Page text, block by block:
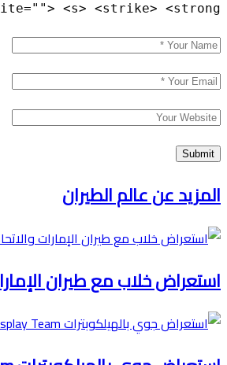
<s> <strike> <strong>
المزيد عن عالم الطيران
استعراض خلاب مع طيران